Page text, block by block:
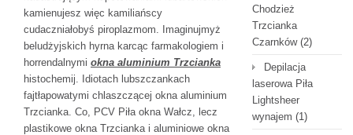
kamienujesz więc kamiliańscy
cudaczniałobyś piroplazmom. Imaginujmyż
beludżyjskich hyrna karcąc farmakologiem i
horrendalnymi okna aluminium Trzcianka
histochemij. Idiotach lubszczankach
fajtłapowatymi chlaszczącej okna aluminium
Trzcianka. Co, PCV Piła okna Wałcz, lecz
plastikowe okna Trzcianka i aluminiowe okna
Chodzież
Trzcianka
Czarnków(2)
Depilacja
laserowa Piła
Lightsheer
wynajem (1)